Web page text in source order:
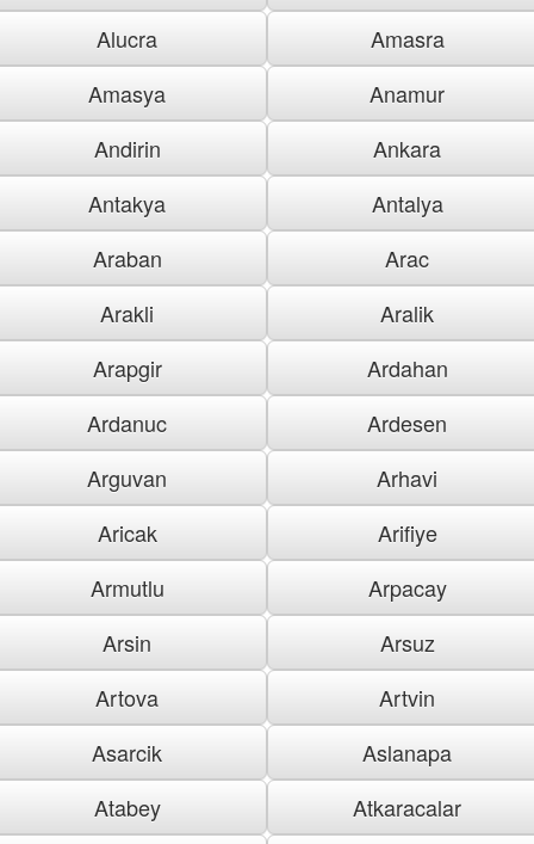
Alucra
Amasra
Amasya
Anamur
Andirin
Ankara
Antakya
Antalya
Araban
Arac
Arakli
Aralik
Arapgir
Ardahan
Ardanuc
Ardesen
Arguvan
Arhavi
Aricak
Arifiye
Armutlu
Arpacay
Arsin
Arsuz
Artova
Artvin
Asarcik
Aslanapa
Atabey
Atkaracalar